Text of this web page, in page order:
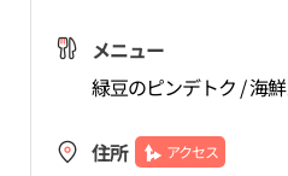
メニュー
緑豆のピンデトク / 海
住所 アクセス